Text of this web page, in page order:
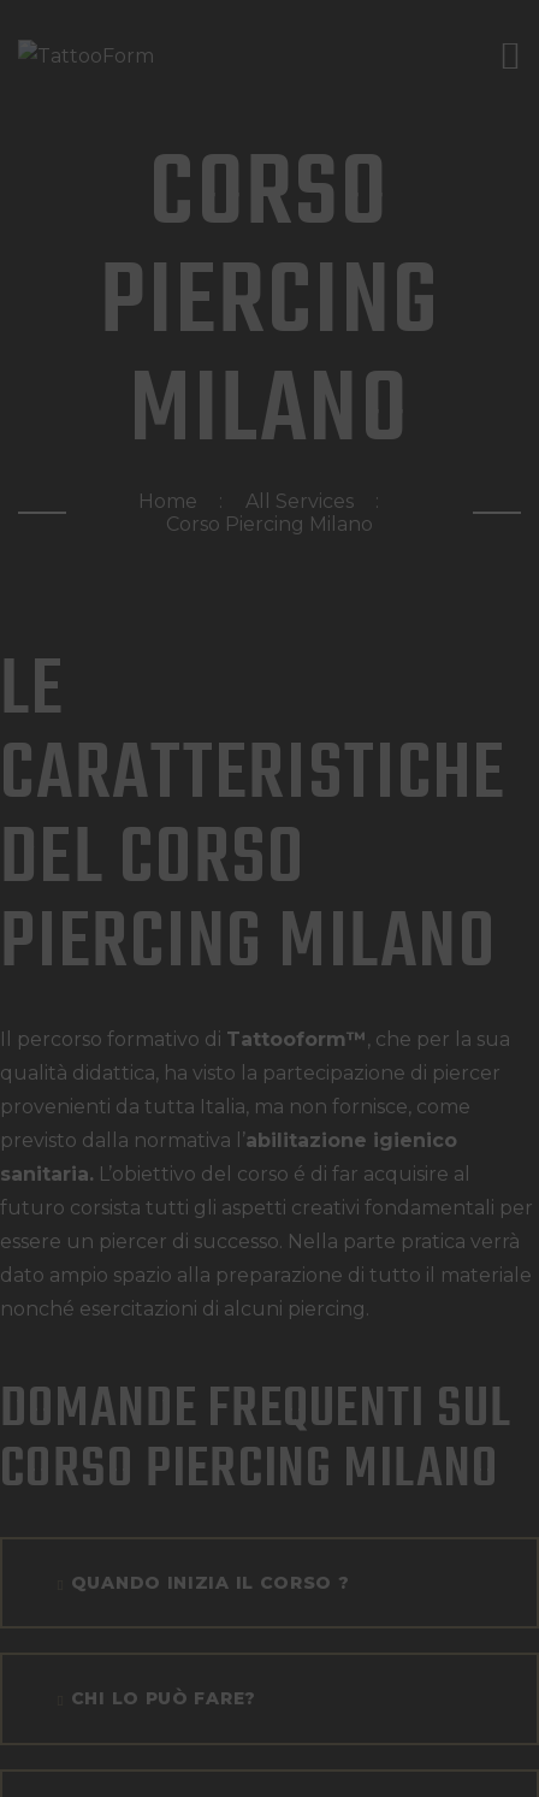
CORSO
PIERCING
MILANO
Home
All Services
Corso Piercing Milano
HOME
CORSI PROFESSIONALI
NORMATIVE
CONTATTI
LE
CARATTERISTICHE
DEL CORSO
PIERCING MILANO
Il percorso formativo di Tattooform™, che per la sua
qualità didattica, ha visto la partecipazione di piercer
provenienti da tutta Italia, ma non fornisce, come
previsto dalla normativa l’abilitazione igienico
sanitaria. L’obiettivo del corso é di far acquisire al
futuro corsista tutti gli aspetti creativi fondamentali per
essere un piercer di successo. Nella parte pratica verrà
dato ampio spazio alla preparazione di tutto il materiale
nonché esercitazioni di alcuni piercing.
DOMANDE FREQUENTI SUL
CORSO PIERCING MILANO
QUANDO INIZIA IL CORSO ?
CHI LO PUÒ FARE?